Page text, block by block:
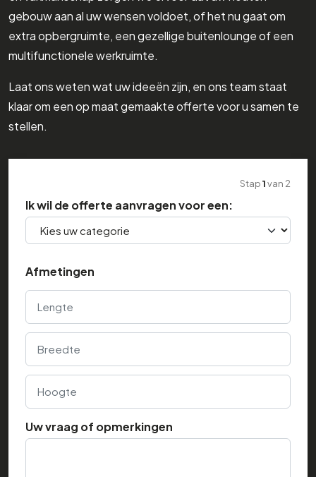
gebouw aan al uw wensen voldoet, of het nu gaat om
extra opbergruimte, een gezellige buitenlounge of een
multifunctionele werkruimte.
Laat ons weten wat uw ideeën zijn, en ons team staat
klaar om een op maat gemaakte offerte voor u samen te
stellen.
Stap1van 2
Ik wil de offerte aanvragen voor een:
Afmetingen
Lengte
Breedte
Hoogte
Uw vraag of opmerkingen